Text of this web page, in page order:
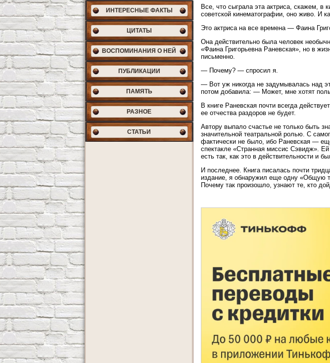
ИНТЕРЕСНЫЕ ФАКТЫ
ЦИТАТЫ
ВОСПОМИНАНИЯ О НЕЙ
ПУБЛИКАЦИИ
ПАМЯТЬ
РАЗНОЕ
СТАТЬИ
Все, что сыграла эта актриса, скажем, в
советской кинематографии, оно живо. И
Это актриса на все времена — Фаина
Она действительно была человек
«Фаина Григорьевна Раневская», но в
письменно.
— Почему? — спросил я.
— Вот уж никогда не задумывалась над
потом добавила: — Может, мне хотят
В книге Раневская почти всегда
ее отчества раздоров не будет.
Автору выпало счастье не только быть
значительной театральной ролью. С
фактически не было, ибо Раневская —
спектакле «Странная миссис Сэвидж».
есть так, как это в действительности и
И последнее. Книга писалась почти
издание, я обнаружил еще одну «Общую
Почему так произошло, узнают те, кто